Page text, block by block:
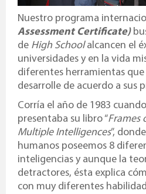
Nuestro programa
Assessment Certificate)
de High Schoolalcancen el
universidades y en la vida
diferentes herramientas
desarrolle de acuerdo a sus
Corría el año de 1983
presentaba su libro “Frames
Multiple Intelligences”,
humanos poseemos 8
inteligencias y aunque la
detractores, ésta explica
con muy diferentes